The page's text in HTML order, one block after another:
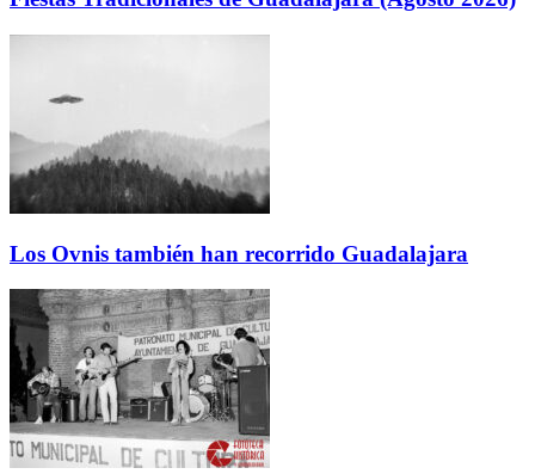
Los Ovnis también han recorrido Guadalajara